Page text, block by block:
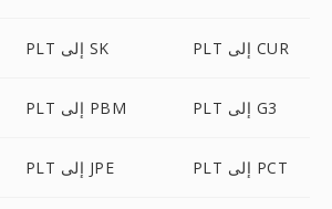
PLT إلى SK PLT إلى CUR
PLT إلى PBM PLT إلى G3
PLT إلى JPE PLT إلى PCT